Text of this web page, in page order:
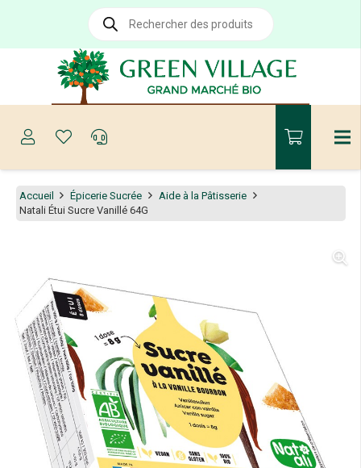
Recherche
produits
Accueil Épicerie Sucrée
Aide à la Pâtisserie
Natali Étui Sucre Vanillé 64G